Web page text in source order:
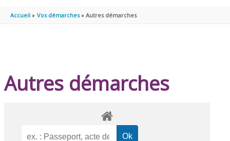
PRINCIPAL
Accueil Vos démarches Autres démarches
Autres démarches